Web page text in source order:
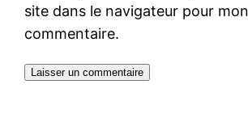
site dans le navigateur pour
commentaire.